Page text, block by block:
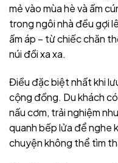
mẻ vào mùa hè và ấm
trong ngôi nhà đều gợi
ấm áp – từ chiếc chăn
núi đồi xa xa.
Điều đặc biệt nhất khi
cộng đồng. Du khách
nấu cơm, trải nghiệm
quanh bếp lửa để nghe
chuyện không thể tìm